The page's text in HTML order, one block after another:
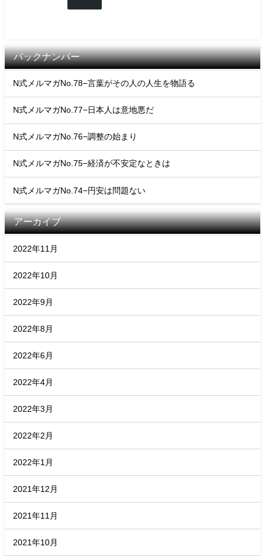
バックナンバー
N式メルマガNo.78−言葉がその人の人生を物語る
N式メルマガNo.77−日本人は意地悪だ
N式メルマガNo.76−調整の始まり
N式メルマガNo.75−経済が不安定なときは
N式メルマガNo.74−円安は問題ない
アーカイブ
2022年11月
2022年10月
2022年9月
2022年8月
2022年6月
2022年4月
2022年3月
2022年2月
2022年1月
2021年12月
2021年11月
2021年10月